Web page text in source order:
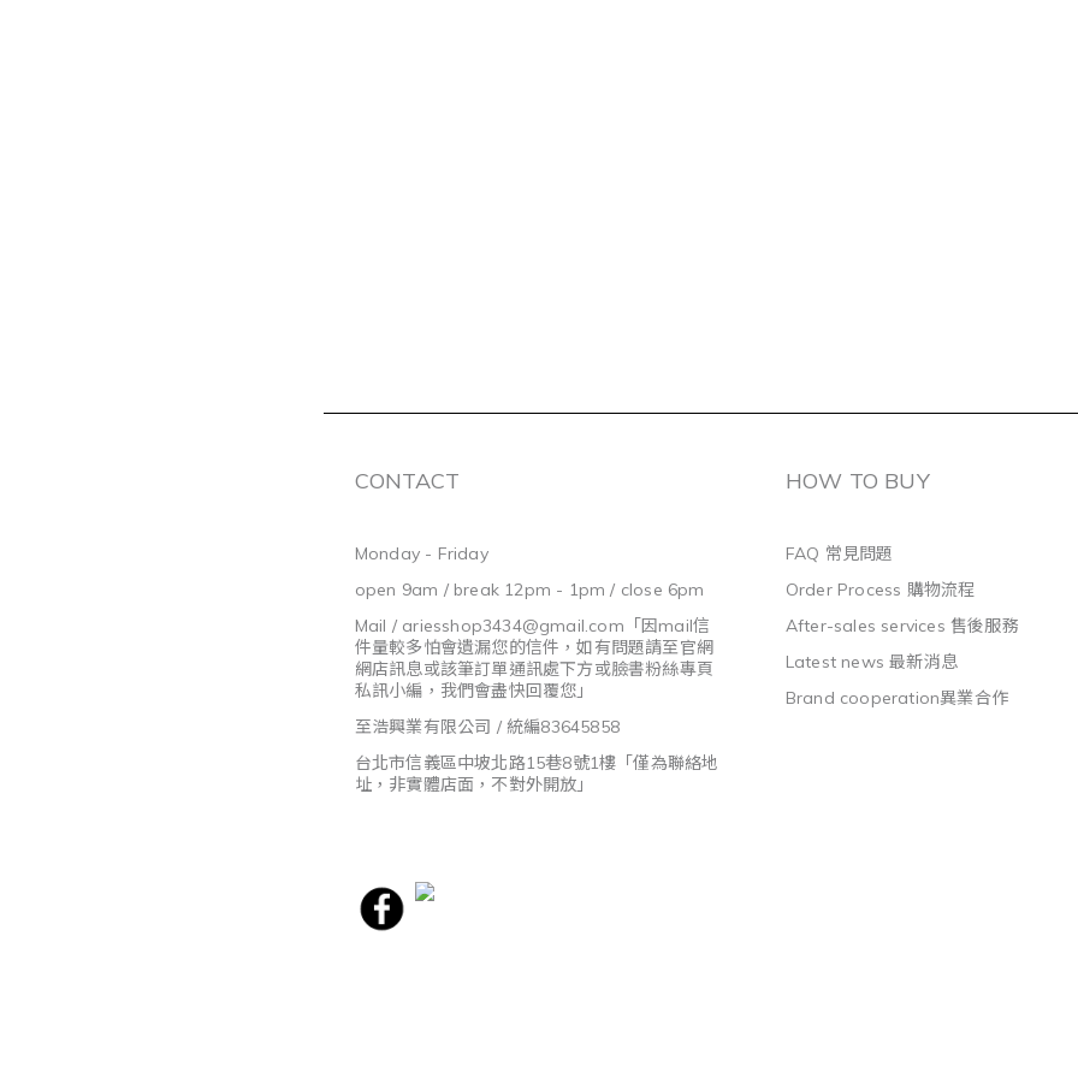
CONTACT
Monday - Friday
open 9am / break 12pm - 1pm / close 6pm
Mail / ariesshop3434@gmail.com 「因mail信
件量較多怕會遺漏您的信件，如有問題請至官網
網店訊息或該筆訂單通訊處下方或臉書粉絲專頁
私訊小編，我們會盡快回覆您」
至浩興業有限公司 / 統編83645858
台北市信義區中坡北路15巷8號1樓「僅為聯絡地
址，非實體店面，不對外開放」
HOW TO BUY
FAQ 常見問題
Order Process 購物流程
After-sales services 售後服務
Latest news 最新消息
Brand cooperation異業合作